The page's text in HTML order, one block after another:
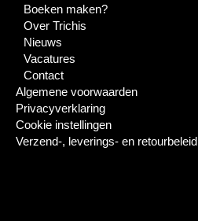
Boeken maken?
Over Trichis
Nieuws
Vacatures
Contact
Algemene voorwaarden
Privacyverklaring
Cookie instellingen
Verzend-, leverings- en retourbeleid